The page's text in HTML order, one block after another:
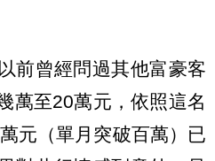
前曾經問過其他富豪客
萬至20萬元，依照這名
元（單月突破百萬）已